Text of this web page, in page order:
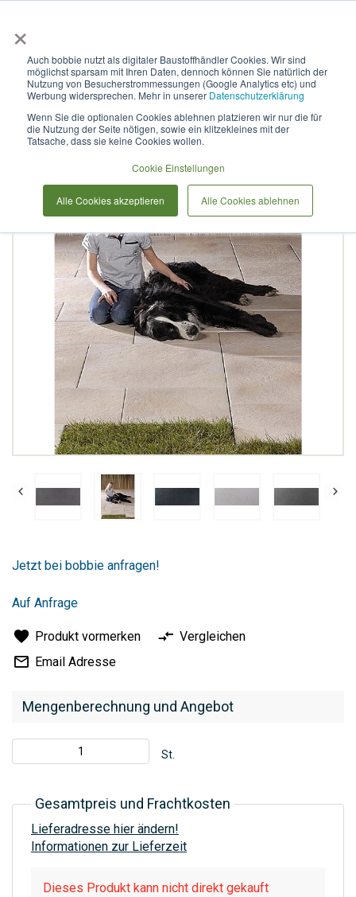
×
Auch bobbie nutzt als digitaler Baustoffhändler Cookies. Wir sind
möglichst sparsam mit Ihren Daten, dennoch können Sie natürlich der
Nutzung von Besucherstrommessungen (Google Analytics etc) und
Werbung widersprechen. Mehr in unserer Datenschutzerklärung
Wenn Sie die optionalen Cookies ablehnen platzieren wir nur die für
die Nutzung der Seite nötigen, sowie ein klitzekleines mit der
Tatsache, dass sie keine Cookies wollen.
Cookie Einstellungen
Alle Cookies akzeptieren Alle Cookies ablehnen
PremiumLine Terrassenplatte
Zum
Ende
Bildergalerie
springen
der
springen
Mengenberechnung und Angebot
St.
Gesamtpreis und Frachtkosten
Lieferadresse hier ändern!
Informationen zur Lieferzeit
Dieses Produkt kann nicht direkt gekauft
Jetzt bei bobbie anfragen!
Auf Anfrage
Produkt vormerken
Vergleichen
Email Adresse